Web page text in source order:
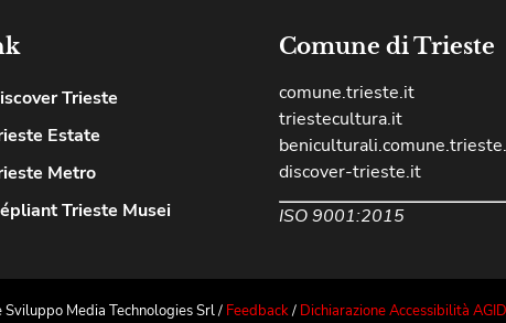
Trieste
Estate
Metro
Trieste Musei
Comune di Trieste
comune.trieste.it
triestecultura.it
discover-trieste.it
ISO 9001:2015
Media Technologies Srl / Feedback/ Dichiarazione Accessibilità AGID